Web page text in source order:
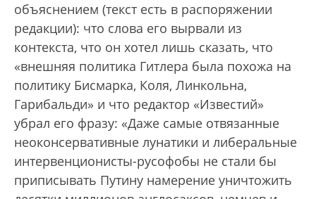
объяснением (текст есть в распоряжении
редакции): что слова его вырвали из
контекста, что он хотел лишь сказать, что
«внешняя политика Гитлера была похожа на
политику Бисмарка, Коля, Линкольна,
Гарибальди» и что редактор «Известий»
убрал его фразу: «Даже самые отвязанные
неоконсервативные лунатики и либеральные
интервенционисты-русофобы не стали бы
приписывать Путину намерение уничтожить